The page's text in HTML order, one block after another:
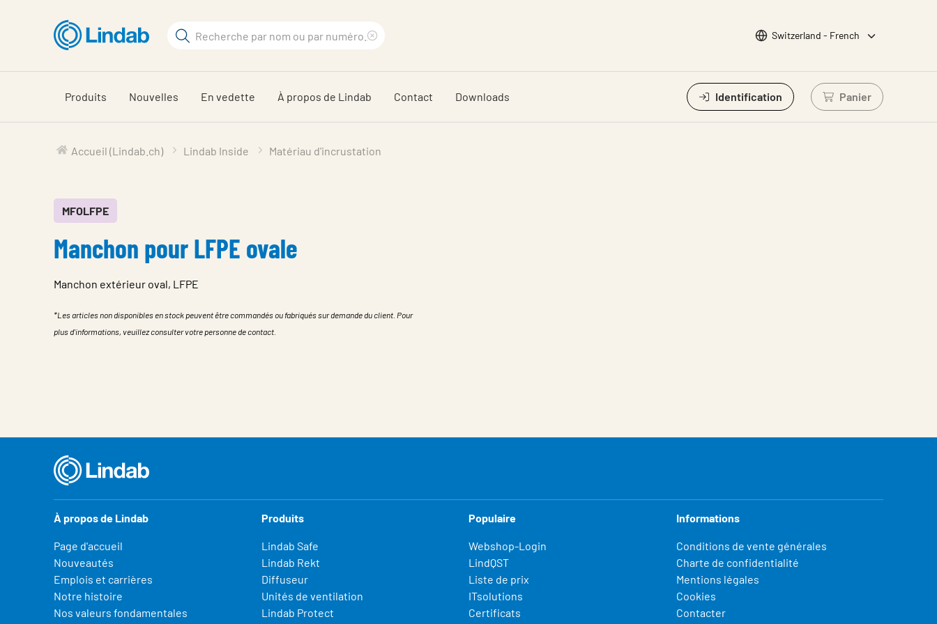
principal
Rechercher
sur
le
terme
recherché
Choisir la langue
Switzerland - French
Produits Nouvelles En vedette À propos de Lindab Contact Downloads Identification Panier
Connectez-vous
Accueil (Lindab.ch) Lindab Inside Matériau d'incrustation
MFOLFPE
Manchon pour LFPE ovale
Manchon extérieur oval, LFPE
*Les articles non disponibles en stock peuvent être commandés ou fabriqués sur demande du client. Pour
plus d'informations, veuillez consulter votre personne de contact.
À propos de Lindab
Page d'accueil
Nouveautés
Emplois et carrières
Notre histoire
Nos valeurs fondamentales
Produits
Lindab Safe
Lindab Rekt
Diffuseur
Unités de ventilation
Lindab Protect
Populaire
Webshop-Login
LindQST
Liste de prix
ITsolutions
Certificats
Informations
Conditions de vente générales
Charte de confidentialité
Mentions légales
Cookies
Contacter